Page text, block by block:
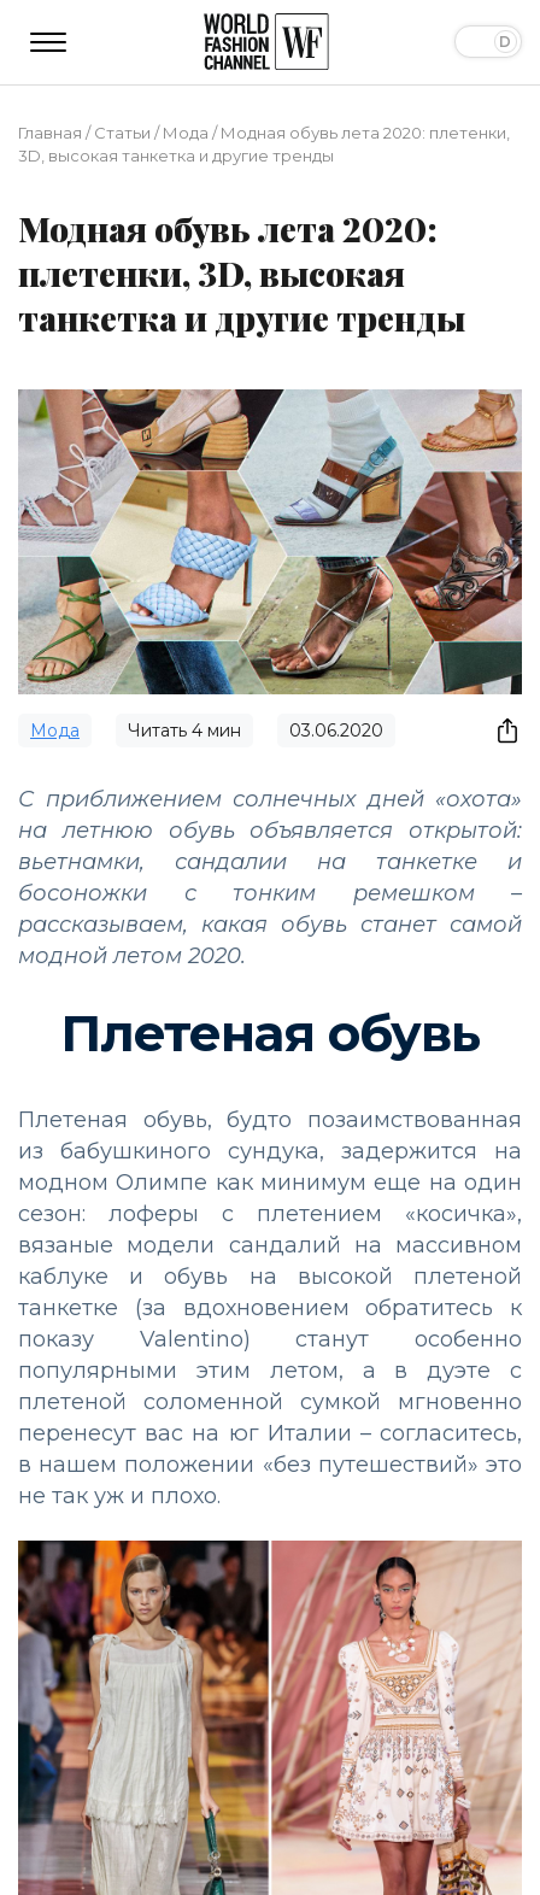
Главная /Статьи /Мода /Модная обувь лета 2020: плетенки,
3D, высокая танкетка и другие тренды
Модная обувь лета 2020:
плетенки, 3D, высокая
танкетка и другие тренды
Мода Читать 4 мин 03.06.2020
С приближением солнечных дней «охота»
на летнюю обувь объявляется открытой:
вьетнамки, сандалии на танкетке и
босоножки с тонким ремешком –
рассказываем, какая обувь станет самой
модной летом 2020.
Плетеная обувь
Плетеная обувь, будто позаимствованная
из бабушкиного сундука, задержится на
модном Олимпе как минимум еще на один
сезон: лоферы с плетением «косичка»,
вязаные модели сандалий на массивном
каблуке и обувь на высокой плетеной
танкетке (за вдохновением обратитесь к
показу Valentino) станут особенно
популярными этим летом, а в дуэте с
плетеной соломенной сумкой мгновенно
перенесут вас на юг Италии – согласитесь,
в нашем положении «без путешествий» это
не так уж и плохо.